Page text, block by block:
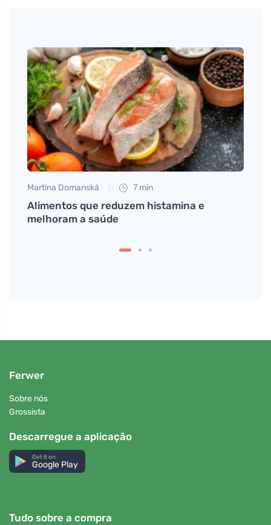
Martina Domanská 7 min
Alimentos que reduzem histamina e
melhoram a saúde
Ferwer
Sobre nós
Grossista
Descarregue a aplicação
Get it on
Google Play
Tudo sobre a compra